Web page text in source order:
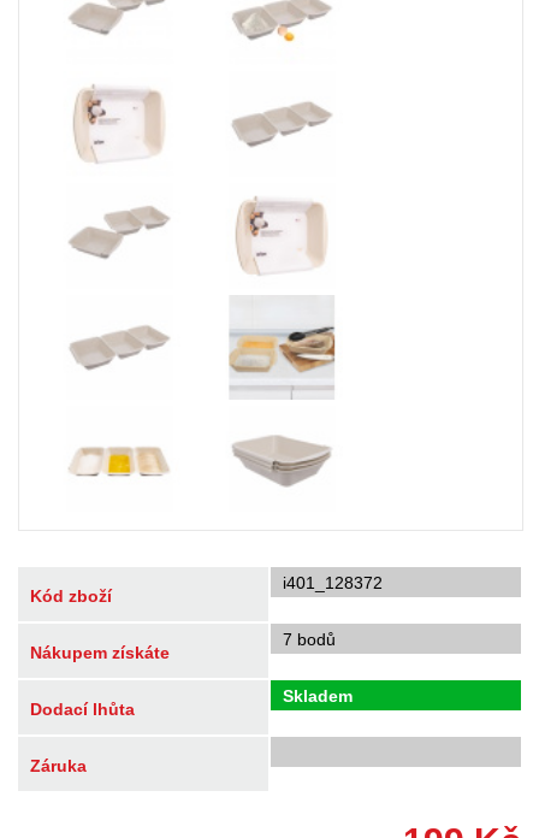
Kód zboží
i401_128372
Nákupem získáte
7 bodů
Dodací lhůta
Skladem
Záruka